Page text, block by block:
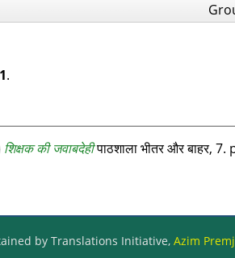
1.
शिक्षक की जवाबदेहीपाठशाला भीतर और बाहर,
by Translations Initiative, Azim